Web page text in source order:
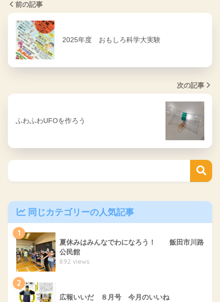
前の記事
2025年度 おもしろ科学大実験
次の記事
ふわふわUFOを作ろう
同じカテゴリーの人気記事
1
夏休みはみんなでわになろう！ 飯田市川路
公民館
892 views
2
広報いいだ ８月号 今月のいいね